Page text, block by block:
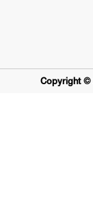
Copyright ©